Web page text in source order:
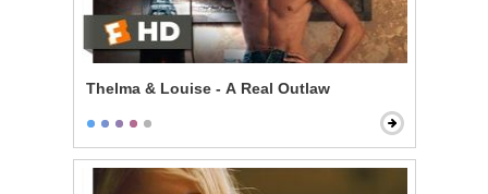
Thelma & Louise - A Real Outlaw